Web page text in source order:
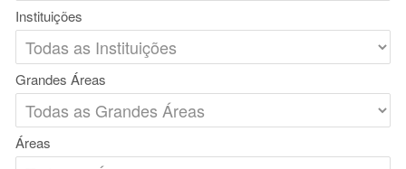
Instituições
Grandes Áreas
Áreas